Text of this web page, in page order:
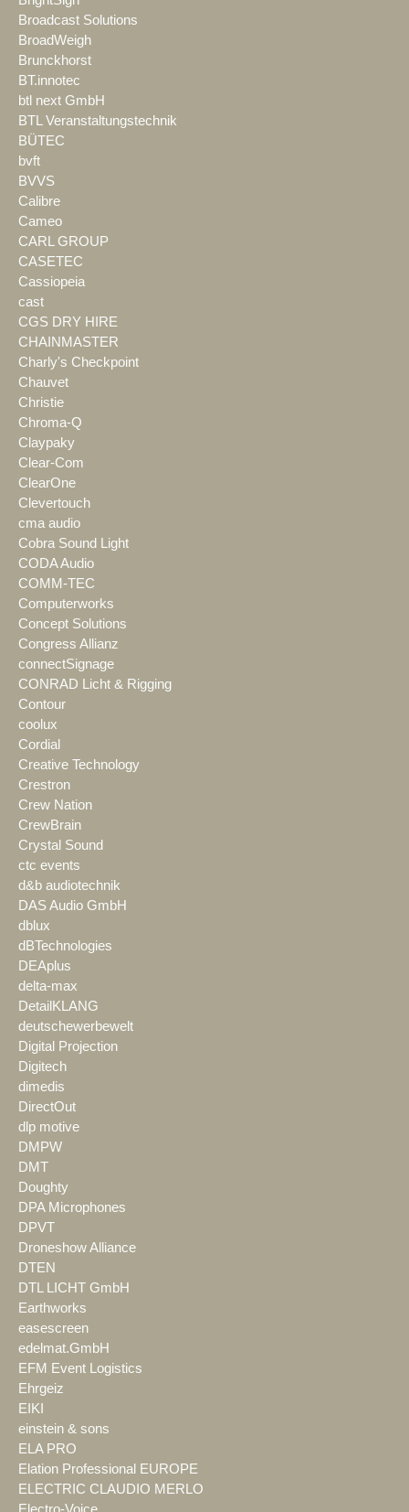
Broadcast Solutions
BroadWeigh
Brunckhorst
BT.innotec
btl next GmbH
BTL Veranstaltungstechnik
BÜTEC
bvft
BVVS
Calibre
Cameo
CARL GROUP
CASETEC
Cassiopeia
cast
CGS DRY HIRE
CHAINMASTER
Charly's Checkpoint
Chauvet
Christie
Chroma-Q
Claypaky
Clear-Com
ClearOne
Clevertouch
cma audio
Cobra Sound Light
CODA Audio
COMM-TEC
Computerworks
Concept Solutions
Congress Allianz
connectSignage
CONRAD Licht & Rigging
Contour
coolux
Cordial
Creative Technology
Crestron
Crew Nation
CrewBrain
Crystal Sound
ctc events
d&b audiotechnik
DAS Audio GmbH
dblux
dBTechnologies
DEAplus
delta-max
DetailKLANG
deutschewerbewelt
Digital Projection
Digitech
dimedis
DirectOut
dlp motive
DMPW
DMT
Doughty
DPA Microphones
DPVT
Droneshow Alliance
DTEN
DTL LICHT GmbH
Earthworks
easescreen
edelmat.GmbH
EFM Event Logistics
Ehrgeiz
EIKI
einstein & sons
ELA PRO
Elation Professional EUROPE
ELECTRIC CLAUDIO MERLO